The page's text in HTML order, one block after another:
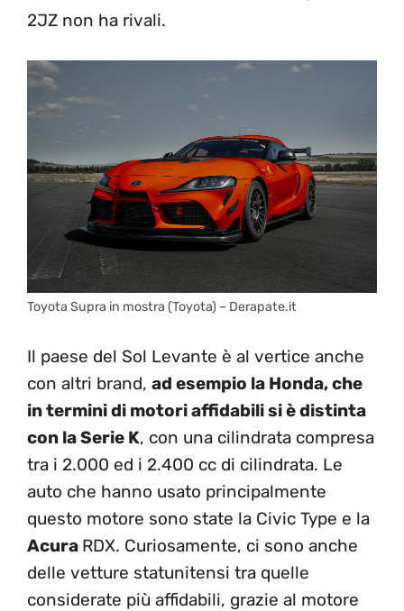
2JZ non ha rivali.
Toyota Supra in mostra (Toyota) – Derapate.it
Il paese del Sol Levante è al vertice anche
con altri brand, ad esempio la Honda, che
in termini di motori affidabili si è distinta
con la Serie K, con una cilindrata compresa
tra i 2.000 ed i 2.400 cc di cilindrata. Le
auto che hanno usato principalmente
questo motore sono state la Civic Type e la
Acura RDX. Curiosamente, ci sono anche
delle vetture statunitensi tra quelle
considerate più affidabili, grazie al motore